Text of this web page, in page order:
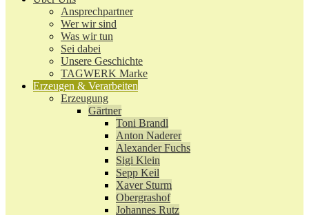
Ansprechpartner
Wer wir sind
Was wir tun
Sei dabei
Unsere Geschichte
TAGWERK Marke
Erzeugen & Verarbeiten
Erzeugung
Gärtner
Toni Brandl
Anton Naderer
Alexander Fuchs
Sigi Klein
Sepp Keil
Xaver Sturm
Obergrashof
Johannes Rutz